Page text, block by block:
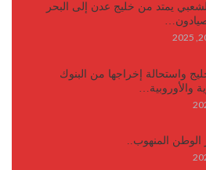
يمتد من خليج عدن إلى البحر
واستحالة إخراجها من البنوك
والأوروبية…
الوطن المنهوب..